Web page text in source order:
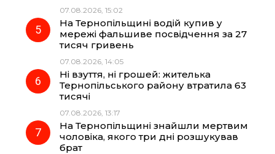
07.08.2026, 15:02
На Тернопільщині водій купив у
мережі фальшиве посвідчення за 27
тисяч гривень
07.08.2026, 14:05
Ні взуття, ні грошей: жителька
Тернопільського району втратила 63
тисячі
07.08.2026, 13:17
На Тернопільщині знайшли мертвим
чоловіка, якого три дні розшукував
брат